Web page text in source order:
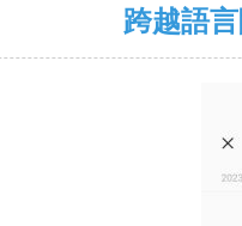
跨越語